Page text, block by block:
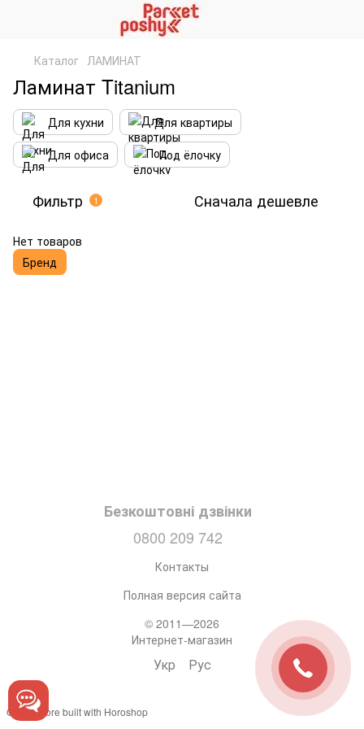
Каталог ЛАМИНАТ
Ламинат Titanium
Для кухни
Для квартиры
Для офиса
Под ёлочку
Фильтр 1 Сначала дешевле
Нет товаров
Бренд
Безкоштовні дзвінки
0800 209 742
Контакты
Полная версия сайта
© 2011—2026
Интернет-магазин
Укр Рус
Online store built with Horoshop